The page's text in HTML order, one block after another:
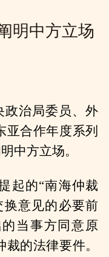
明中方立场
政治局委员、外
亚合作年度系列
中方立场。
起的“南海仲裁
意见的必要前
当事方同意原
的法律要件。